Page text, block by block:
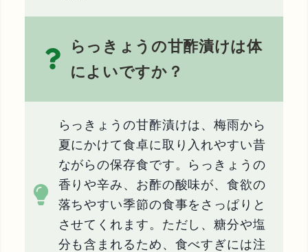
らっきょうの甘酢漬けは体
によいですか？
らっきょうの甘酢漬けは、梅雨から
夏にかけて食卓に取り入れやすい昔
ながらの保存食です。らっきょうの
香りや辛み、お酢の酸味が、食欲の
落ちやすい季節の食事をさっぱりと
させてくれます。ただし、糖分や塩
分も含まれるため、食べすぎには注